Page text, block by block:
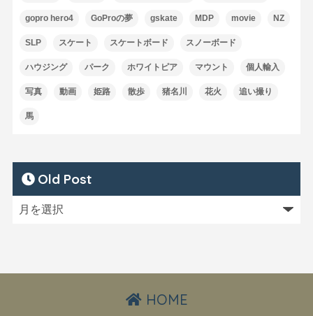
gopro hero4 GoProの夢 gskate MDP movie NZ
SLP スケート スケートボード スノーボード
ハウジング パーク ホワイトピア マウント 個人輸入
写真 動画 姫路 散歩 猪名川 花火 追い撮り
馬
Old Post
HOME